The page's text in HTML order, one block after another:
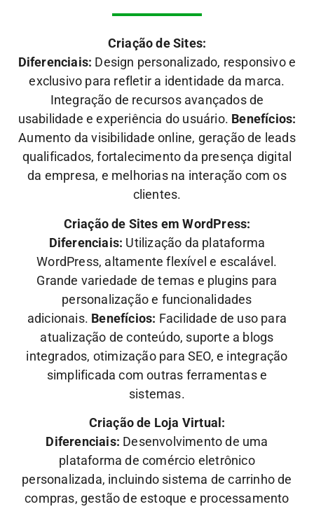
Criação de Sites:
Diferenciais: Design personalizado, responsivo e
exclusivo para refletir a identidade da marca.
Integração de recursos avançados de
usabilidade e experiência do usuário. Benefícios:
Aumento da visibilidade online, geração de leads
qualificados, fortalecimento da presença digital
da empresa, e melhorias na interação com os
clientes.
Criação de Sites em WordPress:
Diferenciais: Utilização da plataforma
WordPress, altamente flexível e escalável.
Grande variedade de temas e plugins para
personalização e funcionalidades
adicionais. Benefícios: Facilidade de uso para
atualização de conteúdo, suporte a blogs
integrados, otimização para SEO, e integração
simplificada com outras ferramentas e
sistemas.
Criação de Loja Virtual:
Diferenciais: Desenvolvimento de uma
plataforma de comércio eletrônico
personalizada, incluindo sistema de carrinho de
compras, gestão de estoque e processamento